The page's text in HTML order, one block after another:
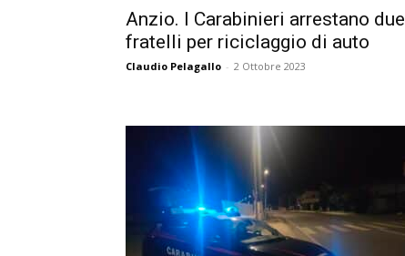
Anzio. I Carabinieri arrestano due
fratelli per riciclaggio di auto
Claudio Pelagallo - 2 Ottobre 2023